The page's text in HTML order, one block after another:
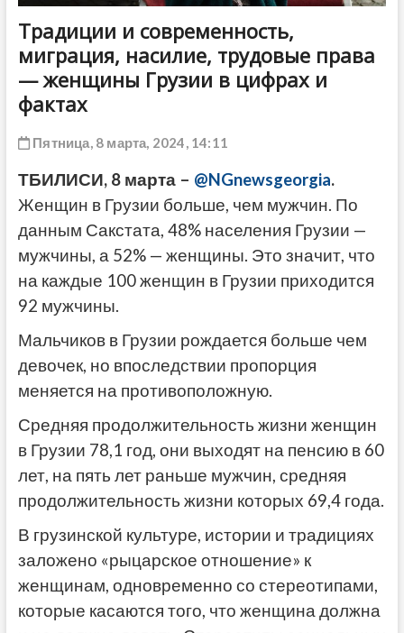
Традиции и современность,
миграция, насилие, трудовые права
— женщины Грузии в цифрах и
фактах
Пятница, 8 марта, 2024, 14:11
ТБИЛИСИ, 8 марта – @NGnewsgeorgia.
Женщин в Грузии больше, чем мужчин. По
данным Сакстата, 48% населения Грузии —
мужчины, а 52% — женщины. Это значит, что
на каждые 100 женщин в Грузии приходится
92 мужчины.
Мальчиков в Грузии рождается больше чем
девочек, но впоследствии пропорция
меняется на противоположную.
Средняя продолжительность жизни женщин
в Грузии 78,1 год, они выходят на пенсию в 60
лет, на пять лет раньше мужчин, средняя
продолжительность жизни которых 69,4 года.
В грузинской культуре, истории и традициях
заложено «рыцарское отношение» к
женщинам, одновременно со стереотипами,
которые касаются того, что женщина должна